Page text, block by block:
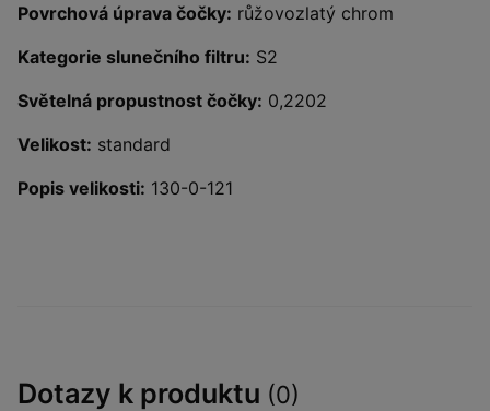
Povrchová úprava čočky: růžovozlatý chrom
Kategorie slunečního filtru: S2
Světelná propustnost čočky: 0,2202
Velikost: standard
Popis velikosti: 130-0-121
Dotazy k produktu (0)